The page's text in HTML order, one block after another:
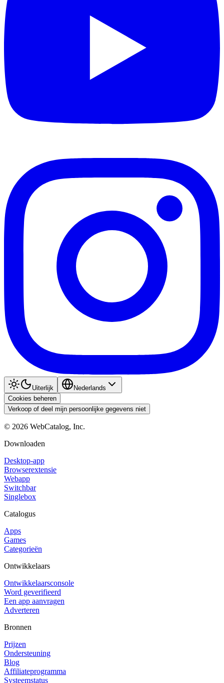
Uiterlijk
Nederlands
Cookies beheren
Verkoop of deel mijn persoonlijke gegevens niet
© 2026 WebCatalog, Inc.
Downloaden
Desktop-app
Browserextensie
Webapp
Switchbar
Singlebox
Catalogus
Apps
Games
Categorieën
Ontwikkelaars
Ontwikkelaarsconsole
Word geverifieerd
Een app aanvragen
Adverteren
Bronnen
Prijzen
Ondersteuning
Blog
Affiliateprogramma
Systeemstatus